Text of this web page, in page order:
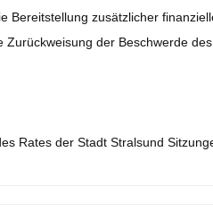
Bereitstellung zusätzlicher
der Beschwerde
Rates der Stadt Stralsund